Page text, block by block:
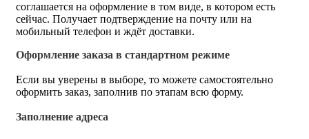
соглашается на оформление в том виде, в котором есть
сейчас. Получает подтверждение на почту или на
мобильный телефон и ждёт доставки.
Оформление заказа в стандартном режиме
Если вы уверены в выборе, то можете самостоятельно
оформить заказ, заполнив по этапам всю форму.
Заполнение адреса